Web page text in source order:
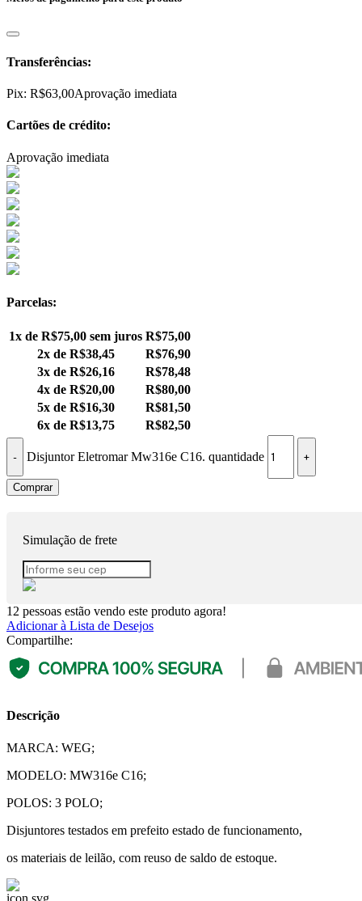
Transferências:
Pix: R$63,00Aprovação imediata
Cartões de crédito:
Aprovação imediata
Parcelas:
1x de R$75,00 sem juros R$75,00
2x de R$38,45 R$76,90
3x de R$26,16 R$78,48
4x de R$20,00 R$80,00
5x de R$16,30 R$81,50
6x de R$13,75 R$82,50
Disjuntor Eletromar Mw316e C16. quantidade
Comprar
Simulação de frete
12 pessoas estão vendo este produto agora!
Adicionar à Lista de Desejos
Compartilhe:
Descrição
MARCA: WEG;
MODELO: MW316e C16;
POLOS: 3 POLO;
Disjuntores testados em prefeito estado de funcionamento,
os materiais de leilão, com reuso de saldo de estoque.